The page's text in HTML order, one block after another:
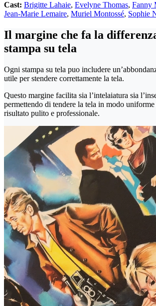
Cast: Brigitte Lahaie, Evelyne Thomas, Fanny
Jean-Marie Lemaire, Muriel Montossé, Sophie
Il margine che fa la
stampa su tela
Ogni stampa su tela puo includere
utile per stendere correttamente la tela.
Questo margine facilita sia l’intelaiatura sia
permettendo di tendere la tela in modo uniforme
risultato pulito e professionale.